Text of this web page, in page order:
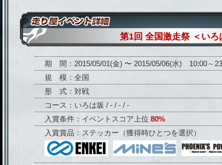
第1回 全国激走祭 ＜いろ
期 間：2015/05/01(金) 〜 2015/05/06(水) 10:00～
規 模：全国
形 式：対戦
コース：いろは坂 / - / - / -
入賞条件：イベントスコア上位 80%
入賞賞品：ステッカー（獲得時ひとつを選択）